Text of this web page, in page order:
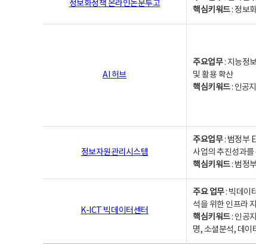
정보화정책 온라인논문투고
핵심키워드: 정보
AI 허브
주요업무: 지능정
및 활용 확산
핵심키워드: 인공
정보자원관리시스템
주요업무: 범정부
사업의 추진성과
핵심키워드: 범정
K-ICT 빅데이터센터
주요 업무: 빅데이
석을 위한 인프라
핵심키워드: 인공
명, 소셜분석, 데이